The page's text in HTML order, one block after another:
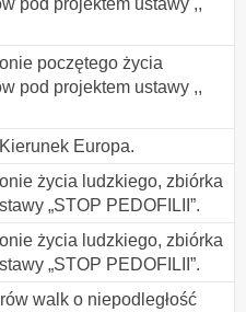
poczętego życia
pod projektem ustawy ,,
Europa.
życia ludzkiego, zbiórka
„STOP PEDOFILII”.
życia ludzkiego, zbiórka
„STOP PEDOFILII”.
walk o niepodległość